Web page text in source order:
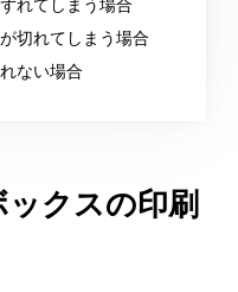
れてしまう場合
切れてしまう場合
ない場合
クスの印刷